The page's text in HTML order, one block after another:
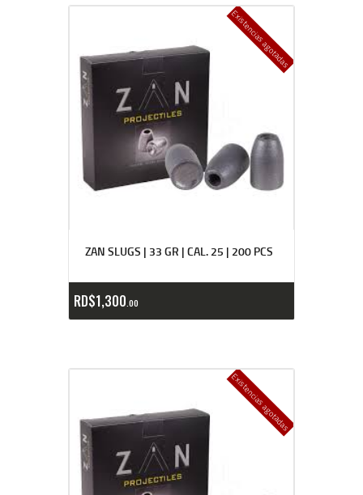
Existencias agotadas
ZAN SLUGS | 33 GR | CAL. 25 | 200 PCS
RD$1,300 00
Existencias agotadas